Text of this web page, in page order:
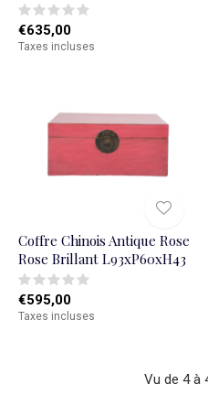
€635,00
Taxes incluses
Coffre Chinois Antique Rose
Rose Brillant L93xP60xH43
€595,00
Taxes incluses
Vu de 4 à